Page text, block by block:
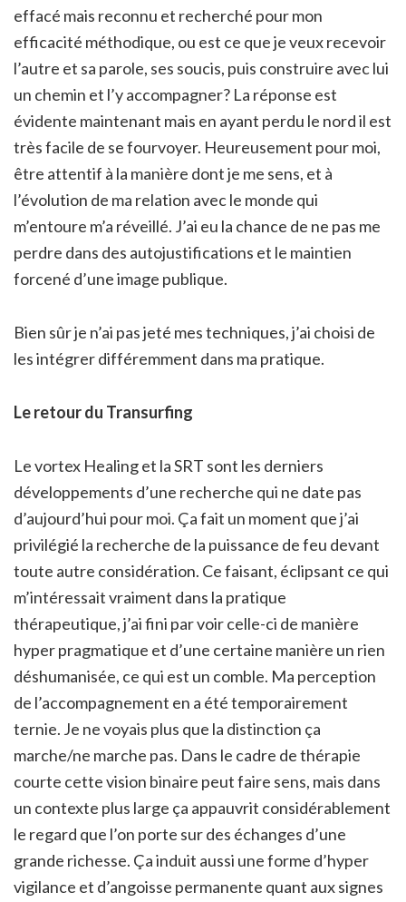
effacé mais reconnu et recherché pour mon
efficacité méthodique, ou est ce que je veux recevoir
l’autre et sa parole, ses soucis, puis construire avec lui
un chemin et l’y accompagner? La réponse est
évidente maintenant mais en ayant perdu le nord il est
très facile de se fourvoyer. Heureusement pour moi,
être attentif à la manière dont je me sens, et à
l’évolution de ma relation avec le monde qui
m’entoure m’a réveillé. J’ai eu la chance de ne pas me
perdre dans des autojustifications et le maintien
forcené d’une image publique.
Bien sûr je n’ai pas jeté mes techniques, j’ai choisi de
les intégrer différemment dans ma pratique.
Le retour du Transurfing
Le vortex Healing et la SRT sont les derniers
développements d’une recherche qui ne date pas
d’aujourd’hui pour moi. Ça fait un moment que j’ai
privilégié la recherche de la puissance de feu devant
toute autre considération. Ce faisant, éclipsant ce qui
m’intéressait vraiment dans la pratique
thérapeutique, j’ai fini par voir celle-ci de manière
hyper pragmatique et d’une certaine manière un rien
déshumanisée, ce qui est un comble. Ma perception
de l’accompagnement en a été temporairement
ternie. Je ne voyais plus que la distinction ça
marche/ne marche pas. Dans le cadre de thérapie
courte cette vision binaire peut faire sens, mais dans
un contexte plus large ça appauvrit considérablement
le regard que l’on porte sur des échanges d’une
grande richesse. Ça induit aussi une forme d’hyper
vigilance et d’angoisse permanente quant aux signes